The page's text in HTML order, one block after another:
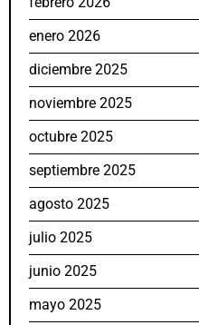
enero 2026
diciembre 2025
noviembre 2025
octubre 2025
septiembre 2025
agosto 2025
julio 2025
junio 2025
mayo 2025